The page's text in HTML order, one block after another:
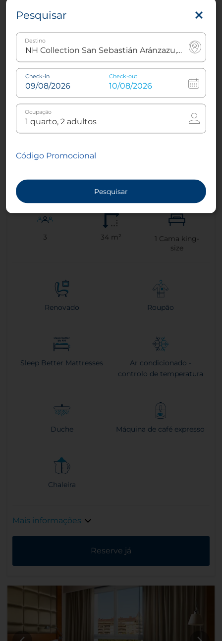
Quarto Premium XL
3 34 m² 1 Cama king-
size
Renovado Roupão
Sleep Better Mattresses
Ar condicionado -
controlo de temperatura
Duche Máquina de café expresso
Chaleira
Mais informações
Reserve já
Pesquisar
Destino
Check-in Check-out
Ocupação
Código Promocional
Pesquisar